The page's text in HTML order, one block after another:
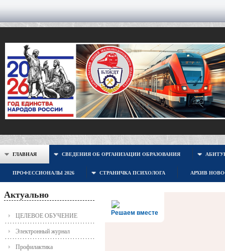
ГЛАВНАЯ СВЕДЕНИЯ ОБ ОРГАНИЗАЦИИ ОБРАЗОВАНИЯ
ПРОФЕССИОНАЛЫ 2026 СТРАНИЧКА ПСИХОЛОГА АРХИВ
Актуально
ЦЕЛЕВОЕ ОБУЧЕНИЕ
Электронный журнал
Профилактика
Решаем вместе